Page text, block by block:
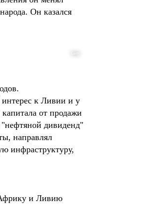
Он казался
к Ливии и у
от продажи
"нефтяной дивиденд"
направлял
инфраструктуру,
Африку и Ливию